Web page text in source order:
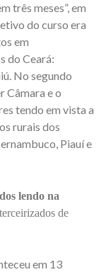
três meses”, em
do curso era
em
do Ceará:
No segundo
Câmara e o
tendo em vista a
rurais dos
Piauí e
lendo na
de
em 13